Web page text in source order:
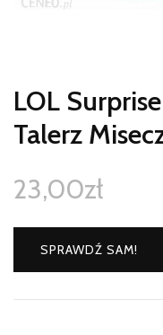
LOL
Talerz
23,00zł
SPRAWDŹ SAM!